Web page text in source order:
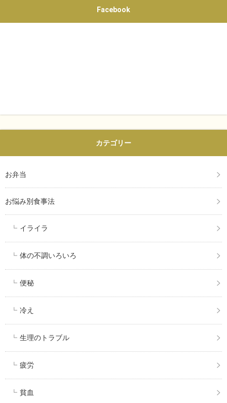
Facebook
カテゴリー
お弁当
お悩み別食事法
イライラ
体の不調いろいろ
便秘
冷え
生理のトラブル
疲労
貧血